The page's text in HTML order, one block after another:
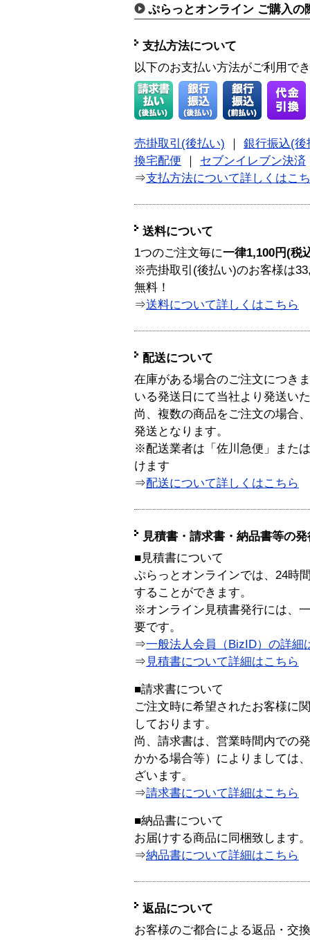
ぷらっとオンライン ご購入の
支払方法について
以下のお支払い方法がご利用で
売掛取引(後払い)
銀行振込(後
換宅配便
セブンイレブン決済
⇒支払方法について詳しくはこ
送料について
1つのご注文毎に一律1,100円(税
※売掛取引(後払い)のお客様は
無料！
⇒送料について詳しくはこちら
配送について
在庫がある場合のご注文につき
いる発送日にて当社より発送い
尚、複数の商品をご注文の場合
発送となります。
※配送業者は「佐川急便」また
けます
⇒配送について詳しくはこちら
見積書・請求書・納品書等の
■見積書について
ぷらっとオンラインでは、24時
することができます。
※オンライン見積書発行には、
要です。
⇒一般法人会員（BizID）の詳細
⇒ 見積書について詳細はこちら
■請求書について
ご注文時に希望されたお客様に
しております。
尚、請求書は、営業時間内での
かかる場合等）によりましては
ざいます。
⇒請求書について詳細はこちら
■納品書について
お届けする商品に同梱致します。
⇒納品書について詳細はこちら
返品について
お客様のご都合による返品・交